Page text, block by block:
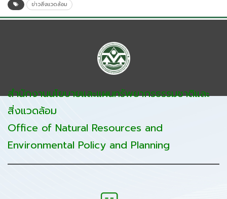
ข่าวสิ่งแวดล้อม
สำนักงานนโยบายและแผนทรัพยากรธรรมชาติและ
สิ่งแวดล้อม
Office of Natural Resources and
Environmental Policy and Planning